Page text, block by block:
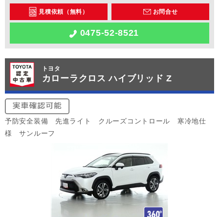
見積依頼（無料） お問合せ
0475-52-8521
トヨタ
カローラクロス ハイブリッド Z
予防安全装備 先進ライト クルーズコントロール 寒冷地仕
様 サンルーフ